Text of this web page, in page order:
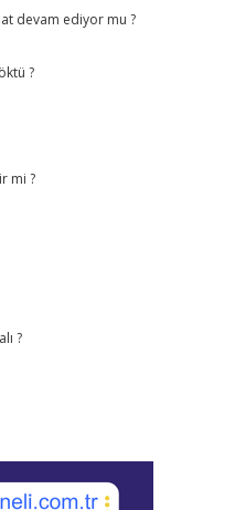
devam ediyor mu ?
?
mi ?
?